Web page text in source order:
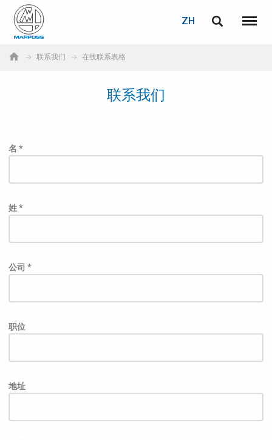
S.p.A.
ZH
菜单
联系我们 在线联系表格
联系我们
名 *
姓 *
公司 *
职位
地址
Deutsch
Italiano
登录